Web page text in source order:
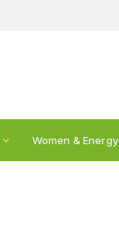
Women & Energy